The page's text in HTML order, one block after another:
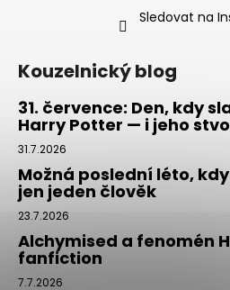
Sledovat na
Kouzelnický blog
31. července: Den, kdy
Harry Potter — i jeho
31.7.2026
Možná poslední léto,
jen jeden člověk
23.7.2026
Alchymised a fenomén
fanfiction
7.7.2026